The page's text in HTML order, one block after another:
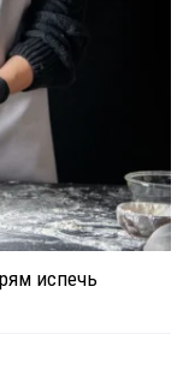
испечь